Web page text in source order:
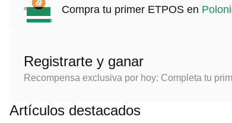
Compra tu primer ETPOS en
Registrarte y ganar
Recompensa exclusiva por hoy: Completa tu
Artículos destacados